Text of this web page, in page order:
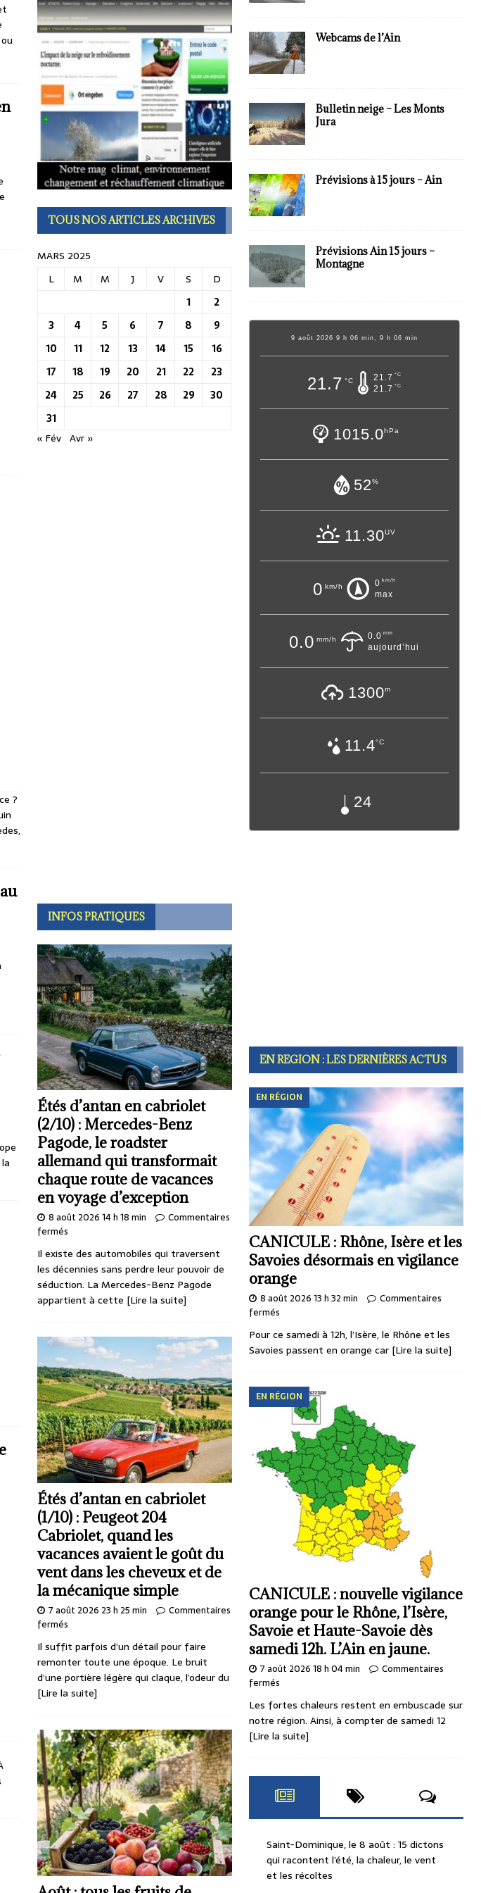
chaleur, le vent et les récoltes
?
TOUS NOS ARTICLES ARCHIVES
MARS 2025
L
M M J V S
D
1
2
3
4 5 6 7 8
9
10
11 12 13 14 15
16
17
18 19 20 21 22
23
24
25 26 27 28 29
30
31
« Fév Avr »
INFOS PRATIQUES
Étés d’antan en cabriolet
(2/10) : Mercedes-Benz
Pagode, le roadster
allemand qui transformait
chaque route de vacances
en voyage d’exception
8 août 2026 14 h 18 min
Commentaires
fermés
Il existe des automobiles qui traversent
les décennies sans perdre leur pouvoir de
séduction. La Mercedes-Benz Pagode
appartient à cette [Lire la suite]
Étés d’antan en cabriolet
(1/10) : Peugeot 204
Cabriolet, quand les
vacances avaient le goût du
vent dans les cheveux et de
la mécanique simple
7 août 2026 23 h 25 min
Commentaires
fermés
Il suffit parfois d’un détail pour faire
remonter toute une époque. Le bruit
d’une portière légère qui claque, l’odeur du
[Lire la suite]
Webcams de l’Ain
Bulletin neige – Les Monts
Jura
Prévisions à 15 jours – Ain
Prévisions Ain 15 jours –
Montagne
9 août 2026 9 h 06 min, 9 h 06 min
21.7 °C 21.7 °C
21.7 °C
1015.0hPa
52%
11.30UV
0 km/h 0 km/h
max
0.0 mm/h 0.0 mm
aujourd’hui
1300m
11.4°C
24
EN REGION : LES DERNIÈRES ACTUS
CANICULE : Rhône, Isère et les
Savoies désormais en vigilance
orange
EN RÉGION
8 août 2026 13 h 32 min
Commentaires
fermés
Pour ce samedi à 12h, l’Isère, le Rhône et les
Savoies passent en orange car [Lire la suite]
CANICULE : nouvelle vigilance
orange pour le Rhône, l’Isère,
Savoie et Haute-Savoie dès
samedi 12h. L’Ain en jaune.
EN RÉGION
7 août 2026 18 h 04 min
Commentaires
fermés
Les fortes chaleurs restent en embuscade sur
notre région. Ainsi, à compter de samedi 12
[Lire la suite]
Saint-Dominique, le 8 août : 15 dictons
qui racontent l’été, la chaleur, le vent
et les récoltes